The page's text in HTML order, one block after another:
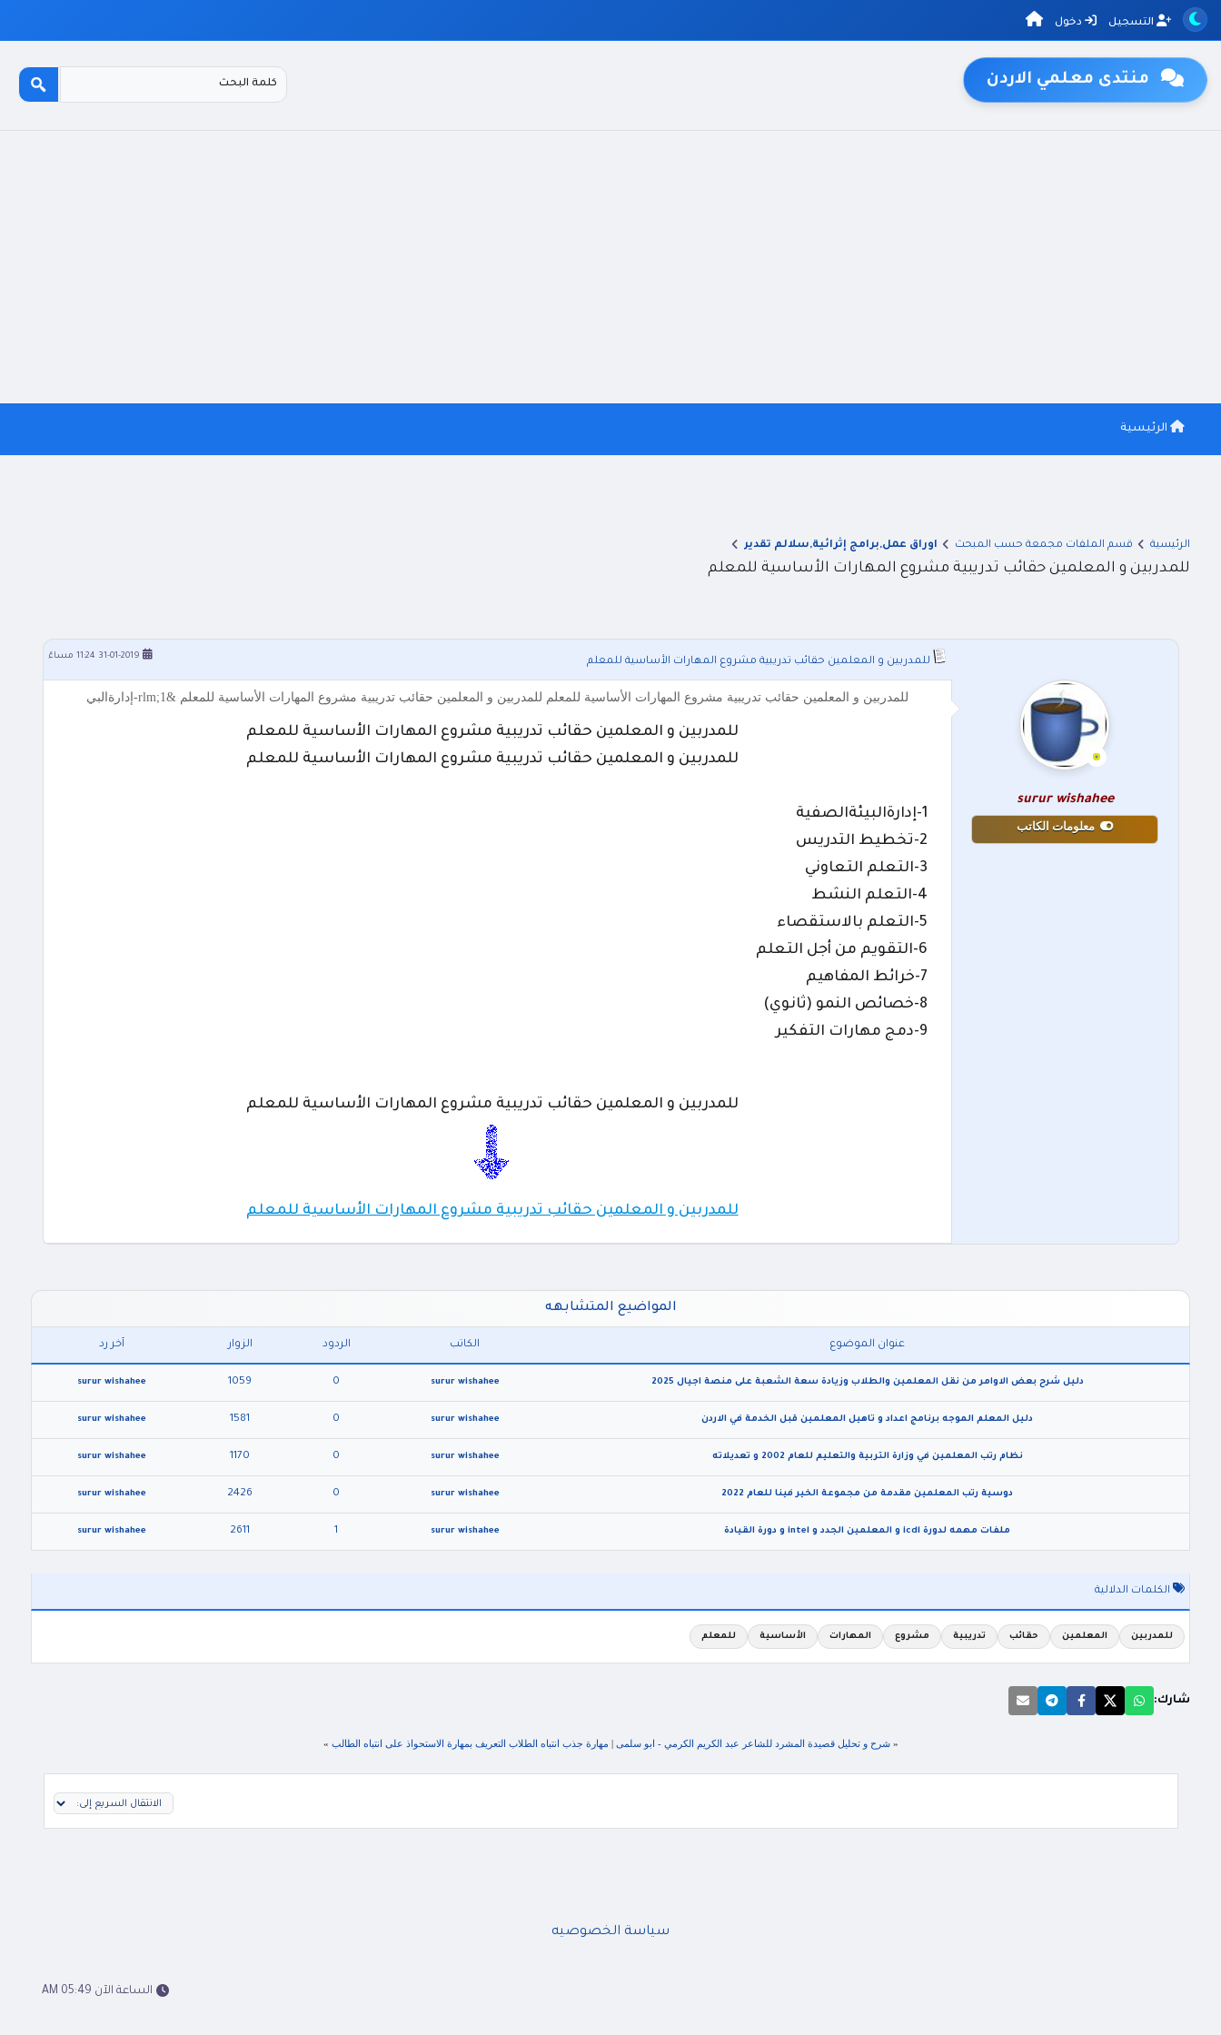
التسجيل دخول
منتدى معلمي الاردن
الرئيسية
الرئيسية قسم الملفات مجمعة حسب المبحث اوراق عمل,برامج إثرائية,سلالم تقدير
للمدربين و المعلمين حقائب تدريبية مشروع المهارات الأساسية للمعلم
للمدربين و المعلمين حقائب تدريبية مشروع المهارات الأساسية للمعلم 31-01-2019 11:24 مساءً
surur wishahee
معلومات الكاتب
للمدربين و المعلمين حقائب تدريبية مشروع المهارات الأساسية للمعلم للمدربين و المعلمين حقائب تدريبية مشروع المهارات الأساسية للمعلم &rlm;1-إدارةالبي
للمدربين و المعلمين حقائب تدريبية مشروع المهارات الأساسية للمعلم
للمدربين و المعلمين حقائب تدريبية مشروع المهارات الأساسية للمعلم
للمدربين و المعلمين حقائب تدريبية مشروع المهارات الأساسية للمعلم
للمدربين و المعلمين حقائب تدريبية مشروع المهارات الأساسية للمعلم
المواضيع المتشابهه
عنوان الموضوع الكاتب الردود الزوار آخر رد
دليل شرح بعض الاوامر من نقل المعلمين والطلاب وزيادة سعة الشعبة على منصة اجيال 2025 surur wishahee
0
1059
surur wishahee
دليل المعلم الموجه برنامج اعداد و تاهيل المعلمين قبل الخدمة في الاردن surur wishahee
0
1581
surur wishahee
نظام رتب المعلمين في وزارة التربية والتعليم للعام 2002 و تعديلاته surur wishahee
0
1170
surur wishahee
دوسية رتب المعلمين مقدمة من مجموعة الخير فينا للعام 2022 surur wishahee
0
2426
surur wishahee
ملفات مهمه لدورة icdl و المعلمين الجدد و intel و دورة القيادة surur wishahee
1
2611
surur wishahee
الكلمات الدلالية
للمدربين المعلمين حقائب تدريبية مشروع المهارات الأساسية للمعلم
شارك:
«شرح و تحليل قصيدة المشرد للشاعر عبد الكريم الكرمي - ابو سلمى | مهارة جذب انتباه الطلاب التعريف بمهارة الاستحواذ على انتباه الطالب »
سياسة الخصوصيه
الساعة الآن 05:49 AM